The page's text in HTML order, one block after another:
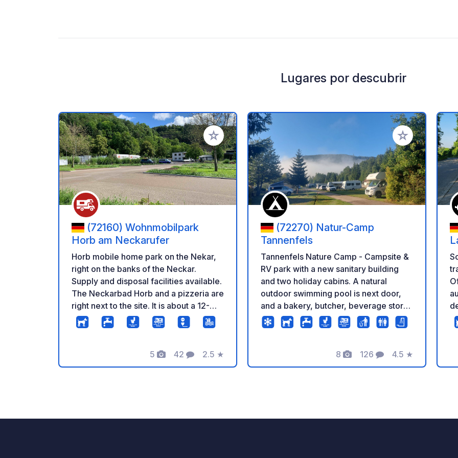
Lugares por descubrir
Añadir a tus favoritos
(72160) Wohnmobilpark
Horb am Neckarufer
Horb mobile home park on the Nekar,
right on the banks of the Neckar.
Supply and disposal facilities available.
The Neckarbad Horb and a pizzeria are
right next to the site. It is about a 12-
minute walk to the town and the bakery.
5
Fotos
42
Comentarios
2.5
Calificación
★
Añadir a tus
(72270) Natur-Camp
Tannenfels
Tannenfels Nature Camp - Campsite &
RV park with a new sanitary building
and two holiday cabins. A natural
outdoor swimming pool is next door,
and a bakery, butcher, beverage store,
etc., are in the immediate vicinity.
There is a playground on the grounds,
alongside. A great starting point for
bikers and hikers. Dogs are welcome
8
Fotos
126
Comentarios
4.5
Calificación
★
de